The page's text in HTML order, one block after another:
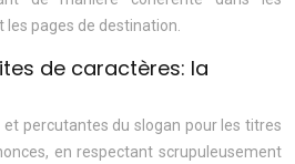
pages de destination.
de caractères: la
percutantes du slogan pour les titres
en respectant scrupuleusement